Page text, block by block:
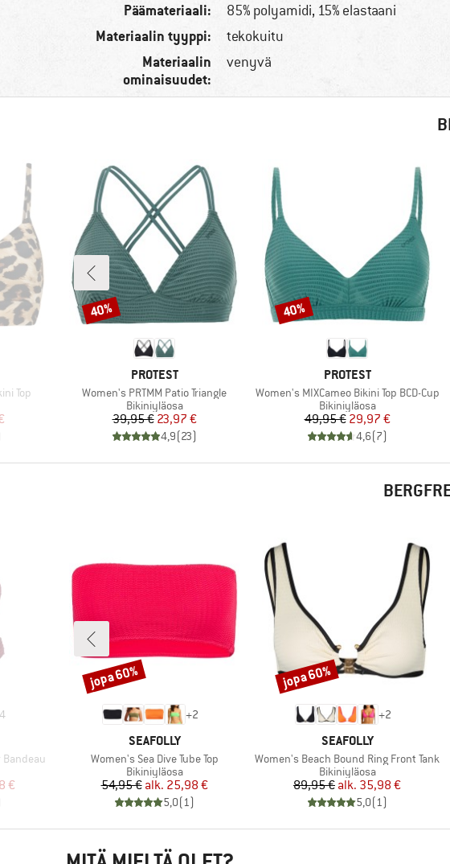
Päämateriaali: 85% polyamidi, 15% elastaani
Materiaalin tyyppi: tekokuitu
Materiaalin
ominaisuudet:
venyvä
Top
hinta
MERKKI
PROTEST
Tuote
Women's PRTMM Patio Triangle
Tuoteryhmä
Bikiniyläosa
Hinta
39,95 €Alennettu hinta
23,97 €
4,9(23)
Alennus
40%
MERKKI
PROTEST
Tuote
Women's MIXCameo Bikini Top BCD-Cup
Tuoteryhmä
Bikiniyläosa
Hinta
49,95 €Alennettu hinta
29,97 €
4,6(7)
Alennus
40%
4
hinta
€
+2
MERKKI
SEAFOLLY
Tuote
Women's Sea Dive Tube Top
Tuoteryhmä
Bikiniyläosa
Hinta
54,95 € Alennettu hinta
alk. 25,98 €
5,0(1)
Alennus
jopa 60%
+2
MERKKI
SEAFOLLY
Tuote
Women's Beach Bound Ring Front Tank
Tuoteryhmä
Bikiniyläosa
Hinta
89,95 € Alennettu hinta
alk. 35,98 €
5,0(1)
Alennus
jopa 60%